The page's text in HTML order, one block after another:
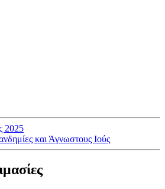
2025
και Άγνωστους Ιούς